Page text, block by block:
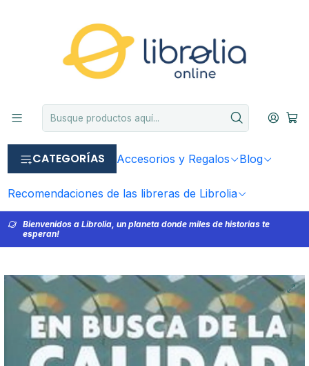
CATEGORÍAS Accesorios y Regalos Blog
Recomendaciones de las libreras de Librolia
Bienvenidos a Librolia, un planeta donde miles de historias te
esperan!